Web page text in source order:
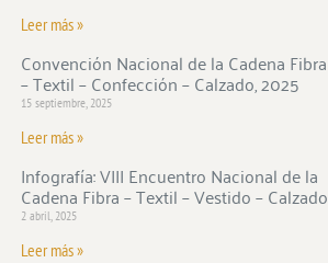
Leer más »
Convención Nacional de la Cadena Fibra
– Textil – Confección – Calzado, 2025
15 septiembre, 2025
Leer más »
Infografía: VIII Encuentro Nacional de la
Cadena Fibra – Textil – Vestido – Calzado
2 abril, 2025
Leer más »